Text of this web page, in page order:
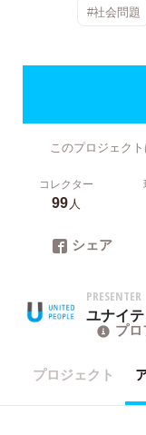
#社会問題
このプロジェクト
コレクター
99人
シェア
PRESENTER
ユナイ
プ
プロジェクト